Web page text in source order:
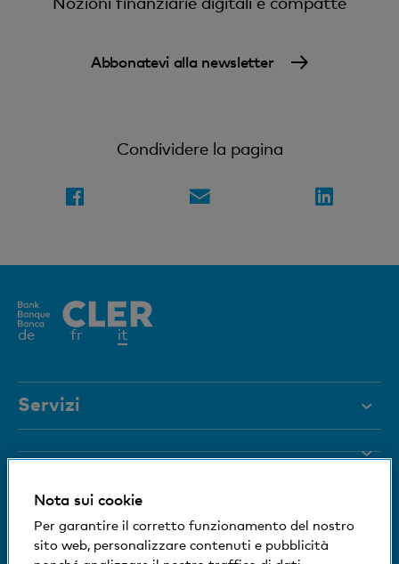
Abbonatevi alla newsletter
Condividere la pagina
de fr itElemento
Servizi
Organi dirigenti
Siamo a vostra disposizione
Nota sui cookie
Per garantire il corretto funzionamento del nostro
sito web, personalizzare contenuti e pubblicità